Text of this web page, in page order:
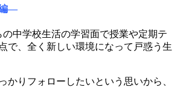
―
中学校生活の学習面で授業や定期テ
で、全く新しい環境になって戸惑う生
かりフォローしたいという思いから、